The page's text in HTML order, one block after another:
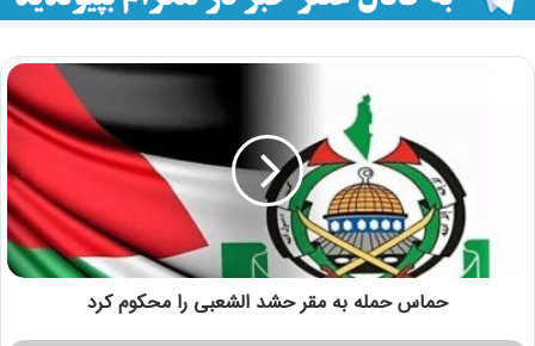
حماس حمله به مقر حشد الشعبی را محکوم کرد